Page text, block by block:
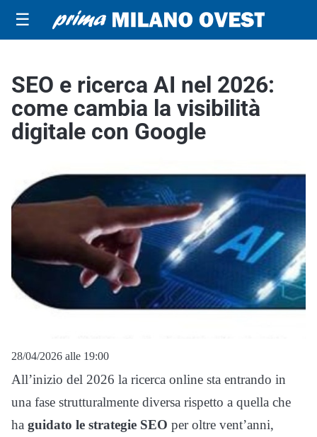
☰
SEO e ricerca AI nel 2026:
come cambia la visibilità
digitale con Google
28/04/2026 alle 19:00
All’inizio del 2026 la ricerca online sta entrando in
una fase strutturalmente diversa rispetto a quella che
ha guidato le strategie SEO per oltre vent’anni,